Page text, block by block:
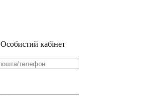
Особистий кабінет